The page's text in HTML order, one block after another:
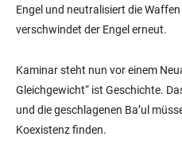
Engel und neutralisiert die Waffen
verschwindet der Engel erneut.
Kaminar steht nun vor einem
Gleichgewicht“ ist Geschichte.
und die geschlagenen Ba’ul
Koexistenz finden.